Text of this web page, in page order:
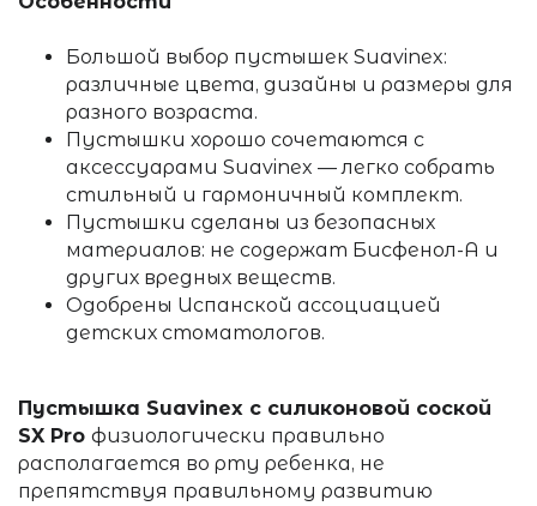
Большой выбор пустышек Suavinex:
различные цвета, дизайны и размеры для
разного возраста.
Пустышки хорошо сочетаются с
аксессуарами Suavinex — легко собрать
стильный и гармоничный комплект.
Пустышки сделаны из безопасных
материалов: не содержат Бисфенол-А и
других вредных веществ.
Одобрены Испанской ассоциацией
детских стоматологов.
Пустышка Suavinex с силиконовой соской
SX Pro физиологически правильно
располагается во рту ребенка, не
препятствуя правильному развитию